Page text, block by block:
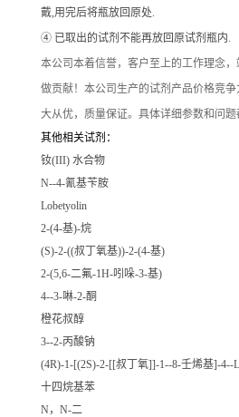
戴,用完后将瓶放回原处.
④ 已取出的试剂不能再放回原试剂瓶内.
本公司本着信誉，客户至上的工作理念
做贡献！本公司生产的试剂产品价格竞
大从优，质量保证。具体详细参数和问题
其他相关试剂：
钕(III) 水合物
N--4-氰基苄胺
Lobetyolin
2-(4-基)-烷
(S)-2-((叔丁氧基))-2-(4-基)
2-(5,6-二氟-1H-吲哚-3-基)
4--3-啉-2-酮
橙花叔醇
3--2-丙酸钠
(4R)-1-[(2S)-2-[[叔丁氧]]-1--8-壬烯基]-4--
十四烷基苯
N，N-二